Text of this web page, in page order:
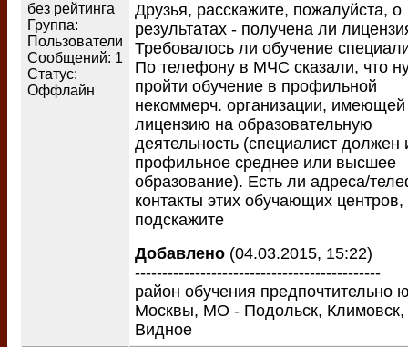
без рейтинга
Группа:
Пользователи
Сообщений: 1
Статус:
Оффлайн
Друзья, расскажите, пожалуйста, о
результатах - получена ли
Требовалось ли обучение
По телефону в МЧС сказали, что
пройти обучение в профильной
некоммерч. организации, имеющей
лицензию на образовательную
деятельность (специалист должен
профильное среднее или высшее
образование). Есть ли адреса/
контакты этих обучающих центров,
подскажите
Добавлено (04.03.2015, 15:22)
---------------------------------------------
район обучения предпочтительно
Москвы, МО - Подольск, Климовск,
Видное